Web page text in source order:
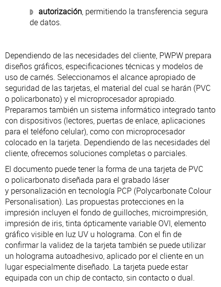
autorización, permitiendo la transferencia segura
de datos.
Dependiendo de las necesidades del cliente, PWPW prepara
diseños gráficos, especificaciones técnicas y modelos de
uso de carnés. Seleccionamos el alcance apropiado de
seguridad de las tarjetas, el material del cual se harán (PVC
o policarbonato) y el microprocesador apropiado.
Preparamos también un sistema informático integrado tanto
con dispositivos (lectores, puertas de enlace, aplicaciones
para el teléfono celular), como con microprocesador
colocado en la tarjeta. Dependiendo de las necesidades del
cliente, ofrecemos soluciones completas o parciales.
El documento puede tener la forma de una tarjeta de PVC
o policarbonato diseñada para el grabado láser
y personalización en tecnología PCP (Polycarbonate Colour
Personalisation). Las propuestas protecciones en la
impresión incluyen el fondo de guilloches, microimpresión,
impresión de iris, tinta ópticamente variable OVI, elemento
gráfico visible en luz UV u holograma. Con el fin de
confirmar la validez de la tarjeta también se puede utilizar
un holograma autoadhesivo, aplicado por el cliente en un
lugar especialmente diseñado. La tarjeta puede estar
equipada con un chip de contacto, sin contacto o dual.